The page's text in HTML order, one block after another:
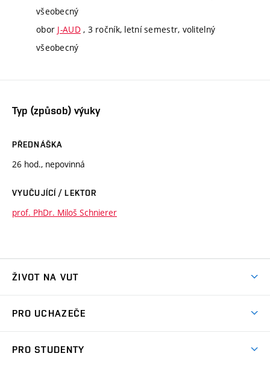
všeobecný
obor J-AUD, 3 ročník, letní semestr, volitelný
všeobecný
Typ (způsob) výuky
PŘEDNÁŠKA
26 hod., nepovinná
VYUČUJÍCÍ / LEKTOR
prof. PhDr. Miloš Schnierer
ŽIVOT NA VUT
Koleje
PRO UCHAZEČE
PRO STUDENTY